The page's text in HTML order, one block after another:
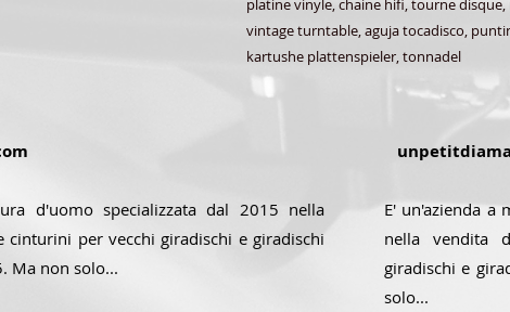
platine vinyle, chaine hifi, tourne
vintage turntable, aguja tocadisco,
kartushe plattenspieler, tonnadel
d'uomo specializzata dal 2015 nella
cinturini per vecchi giradischi e giradischi
Ma non solo...
E' un'azienda a
nella vendita
giradischi e
solo...